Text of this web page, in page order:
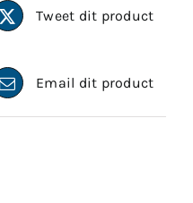
Tweet dit product
Email dit product